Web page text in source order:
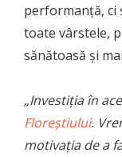
performanță, ci
toate vârstele,
sănătoasă și
„Investiția în
Floreștiului.
motivația de a